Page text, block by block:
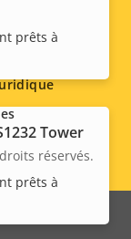
prêts à
Tower
prêts à
réservés.